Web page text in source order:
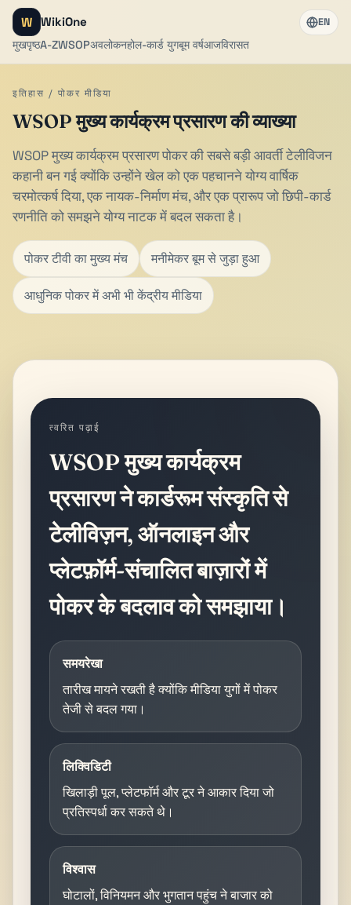
W WikiOne
मुखपृष्ठA-ZWSOPअवलोकनहोल-कार्ड युगबूम वर्षआजविरासत
EN
इतिहास / पोकर मीडिया
WSOP मुख्य कार्यक्रम प्रसारण की व्याख्या
WSOP मुख्य कार्यक्रम प्रसारण पोकर की सबसे बड़ी आवर्ती टेलीविजन
कहानी बन गई क्योंकि उन्होंने खेल को एक पहचानने योग्य वार्षिक
चरमोत्कर्ष दिया, एक नायक-निर्माण मंच, और एक प्रारूप जो छिपी-कार्ड
रणनीति को समझने योग्य नाटक में बदल सकता है।
पोकर टीवी का मुख्य मंच मनीमेकर बूम से जुड़ा हुआ
आधुनिक पोकर में अभी भी केंद्रीय मीडिया
त्वरित पढ़ाई
WSOP मुख्य कार्यक्रम
प्रसारण ने कार्डरूम संस्कृति से
टेलीविज़न, ऑनलाइन और
प्लेटफ़ॉर्म-संचालित बाज़ारों में
पोकर के बदलाव को समझाया।
समयरेखा
तारीख मायने रखती है क्योंकि मीडिया युगों में पोकर
तेजी से बदल गया।
लिक्विडिटी
खिलाड़ी पूल, प्लेटफॉर्म और टूर ने आकार दिया जो
प्रतिस्पर्धा कर सकते थे।
विश्वास
घोटालों, विनियमन और भुगतान पहुंच ने बाजार को